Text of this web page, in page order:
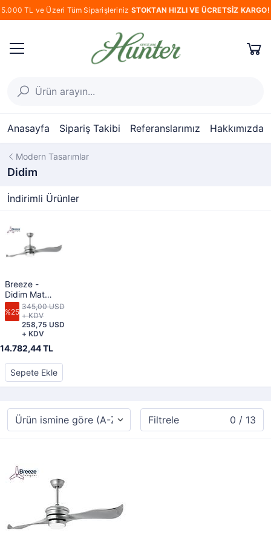
5.000 TL ve Üzeri Tüm Siparişleriniz STOKTAN HIZLI VE ÜCRETSİZ KARGO!
Anasayfa Sipariş Takibi Referanslarımız Hakkımızda
Modern Tasarımlar
Didim
İndirimli Ürünler
Breeze -
Didim Mat
Gümüş - 132
Cm. Kanat
Çaplı
Aydınlatmalı
Tavan
Vantilatörü
%25
14.782,44 TL
258,75 USD
+ KDV
345,00 USD
+ KDV
Sepete Ekle
Filtrele 0 / 13